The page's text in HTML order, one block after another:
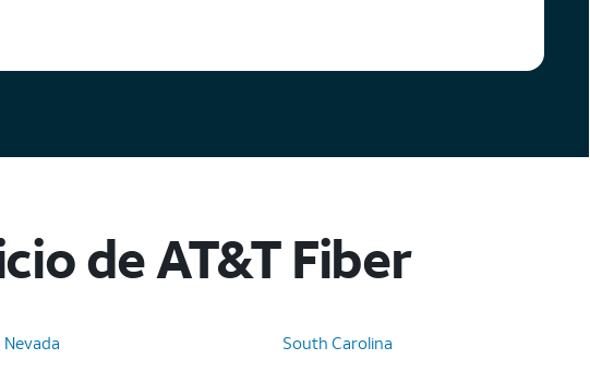
de AT&T Fiber
Nevada
South Carolina